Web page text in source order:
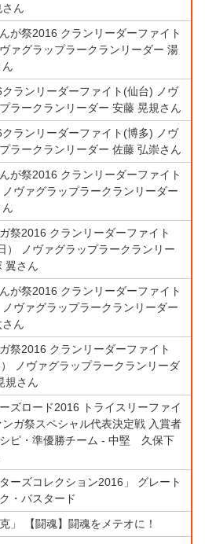
ん
が祭2016 クランリーダーファイト
ァグラップラークランリーダー 湯
ランリーダーファイト(仙台) ノヴ
ラークランリーダー 安藤 晃規さん
ランリーダーファイト(博多) ノヴ
ラークランリーダー 佐藤 弘崇さん
が祭2016 クランリーダーファイト
ノヴァグラップラークランリーダー
祭2016 クランリーダーファイト
） ノヴァグラップラークランリー
翼さん
が祭2016 クランリーダーファイト
ノヴァグラップラークランリーダー
ん
祭2016 クランリーダーファイト
） ノヴァグラップラークランリーダ
規さん
ズロード2016 トライスリーファイ
ンガ祭スペシャル代表決定戦 入賞者
ピ・準優勝チーム - 中堅 久保下
ターズコレクション2016」 グレート
・バスタード
克」 【闘魂】闘魂をメテオに！